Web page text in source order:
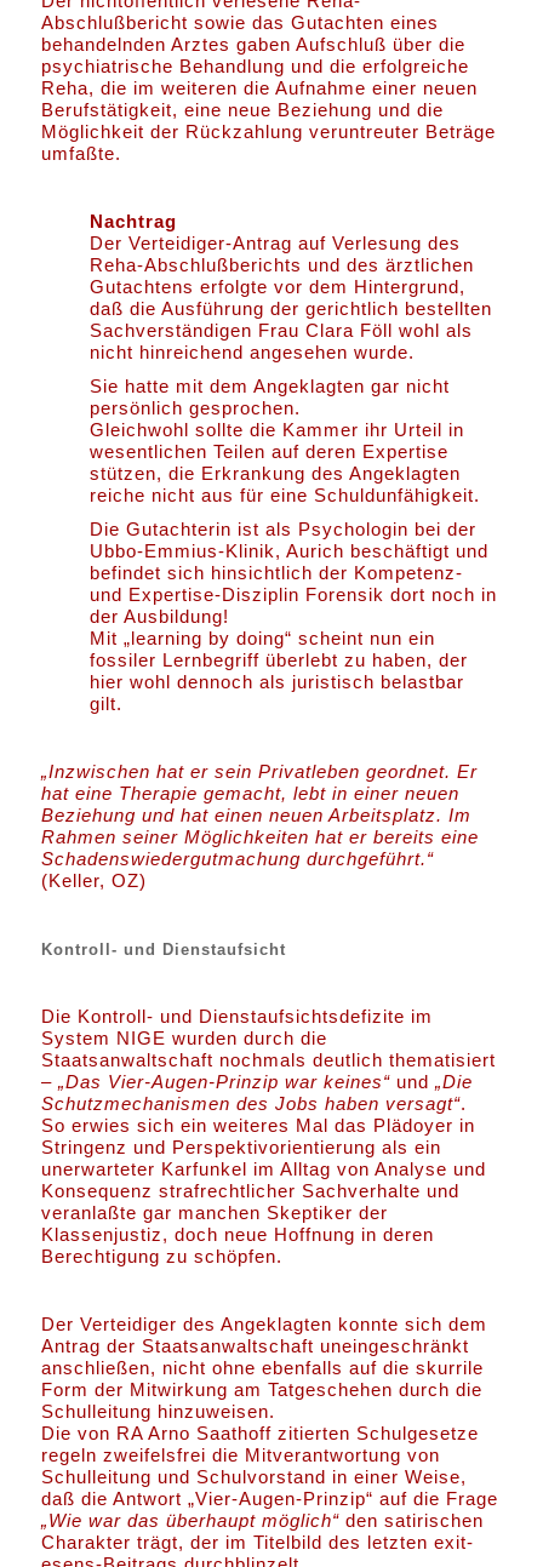
Abschlußbericht sowie das Gutachten eines
behandelnden Arztes gaben Aufschluß über die
psychiatrische Behandlung und die erfolgreiche
Reha, die im weiteren die Aufnahme einer neuen
Berufstätigkeit, eine neue Beziehung und die
Möglichkeit der Rückzahlung veruntreuter Beträge
umfaßte.
Nachtrag
Der Verteidiger-Antrag auf Verlesung des
Reha-Abschlußberichts und des ärztlichen
Gutachtens erfolgte vor dem Hintergrund,
daß die Ausführung der gerichtlich bestellten
Sachverständigen Frau Clara Föll wohl als
nicht hinreichend angesehen wurde.
Sie hatte mit dem Angeklagten gar nicht
persönlich gesprochen.
Gleichwohl sollte die Kammer ihr Urteil in
wesentlichen Teilen auf deren Expertise
stützen, die Erkrankung des Angeklagten
reiche nicht aus für eine Schuldunfähigkeit.
Die Gutachterin ist als Psychologin bei der
Ubbo-Emmius-Klinik, Aurich beschäftigt und
befindet sich hinsichtlich der Kompetenz-
und Expertise-Disziplin Forensik dort noch in
der Ausbildung!
Mit „learning by doing“ scheint nun ein
fossiler Lernbegriff überlebt zu haben, der
hier wohl dennoch als juristisch belastbar
gilt.
„Inzwischen hat er sein Privatleben geordnet. Er
hat eine Therapie gemacht, lebt in einer neuen
Beziehung und hat einen neuen Arbeitsplatz. Im
Rahmen seiner Möglichkeiten hat er bereits eine
Schadenswiedergutmachung durchgeführt.“
(Keller, OZ)
Kontroll- und Dienstaufsicht
Die Kontroll- und Dienstaufsichtsdefizite im
System NIGE wurden durch die
Staatsanwaltschaft nochmals deutlich thematisiert
– „Das Vier-Augen-Prinzip war keines“ und„Die
Schutzmechanismen des Jobs haben versagt“.
So erwies sich ein weiteres Mal das Plädoyer in
Stringenz und Perspektivorientierung als ein
unerwarteter Karfunkel im Alltag von Analyse und
Konsequenz strafrechtlicher Sachverhalte und
veranlaßte gar manchen Skeptiker der
Klassenjustiz, doch neue Hoffnung in deren
Berechtigung zu schöpfen.
Der Verteidiger des Angeklagten konnte sich dem
Antrag der Staatsanwaltschaft uneingeschränkt
anschließen, nicht ohne ebenfalls auf die skurrile
Form der Mitwirkung am Tatgeschehen durch die
Schulleitung hinzuweisen.
Die von RA Arno Saathoff zitierten Schulgesetze
regeln zweifelsfrei die Mitverantwortung von
Schulleitung und Schulvorstand in einer Weise,
daß die Antwort „Vier-Augen-Prinzip“ auf die Frage
„Wie war das überhaupt möglich“ den satirischen
Charakter trägt, der im Titelbild des letzten exit-